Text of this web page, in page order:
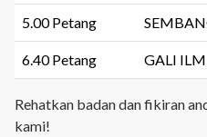
5.00 Petang
6.40 Petang GALI
Rehatkan badan dan fikiran
kami!